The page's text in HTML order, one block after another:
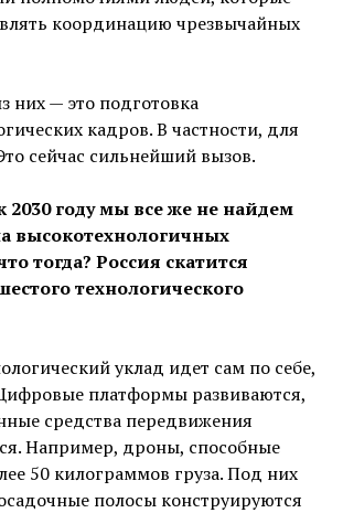
координацию чрезвычайных
них — это подготовка
кадров. В частности, для
сейчас сильнейший вызов.
2030 году мы все же не найдем
высокотехнологичных
тогда? Россия скатится
технологического
уклад идет сам по себе,
платформы развиваются,
средства передвижения
Например, дроны, способные
50 килограммов груза. Под них
полосы конструируются